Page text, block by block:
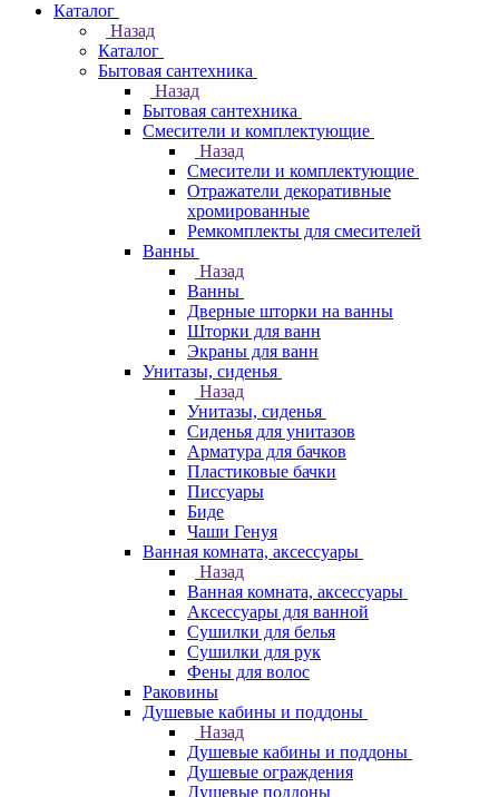
Каталог
Назад
Каталог
Бытовая сантехника
Назад
Бытовая сантехника
Смесители и комплектующие
Назад
Смесители и комплектующие
Отражатели декоративные
хромированные
Ремкомплекты для смесителей
Ванны
Назад
Ванны
Дверные шторки на ванны
Шторки для ванн
Экраны для ванн
Унитазы, сиденья
Назад
Унитазы, сиденья
Сиденья для унитазов
Арматура для бачков
Пластиковые бачки
Писсуары
Биде
Чаши Генуя
Ванная комната, аксессуары
Назад
Ванная комната, аксессуары
Аксессуары для ванной
Сушилки для белья
Сушилки для рук
Фены для волос
Раковины
Душевые кабины и поддоны
Назад
Душевые кабины и поддоны
Душевые ограждения
Душевые поддоны